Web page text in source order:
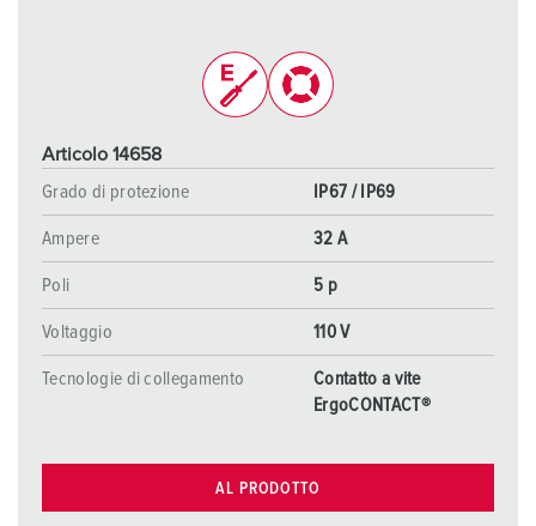
Articolo 14658
Grado di protezione
IP67 / IP69
Ampere 32 A
Poli 5 p
Voltaggio 110 V
Tecnologie di collegamento
Contatto a vite
ErgoCONTACT®
AL PRODOTTO